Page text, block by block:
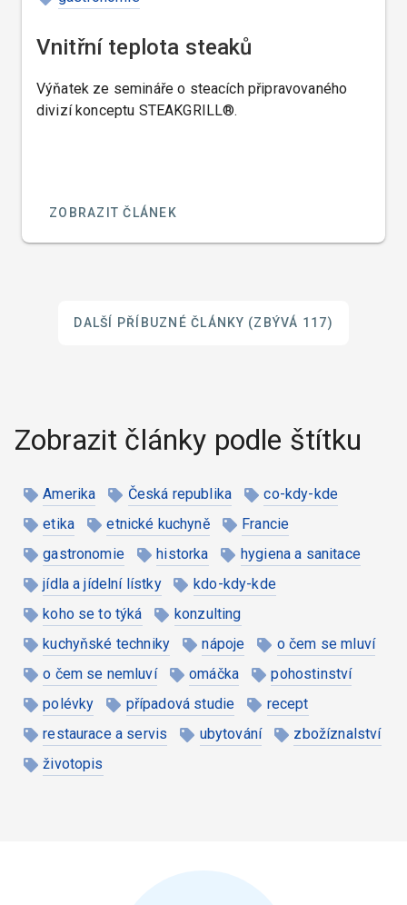
Vnitřní teplota steaků
Výňatek ze semináře o steacích připravovaného
divizí konceptu STEAKGRILL®.
ZOBRAZIT ČLÁNEK
DALŠÍ PŘÍBUZNÉ ČLÁNKY (ZBÝVÁ 117)
Zobrazit články podle štítku
Amerika Česká republika
co-kdy-kde
etika
etnické kuchyně
Francie
gastronomie
historka
hygiena a sanitace
jídla a jídelní lístky
kdo-kdy-kde
koho se to týká
konzulting
kuchyňské techniky
nápoje
o čem se mluví
o čem se nemluví
omáčka
pohostinství
polévky
případová studie
recept
restaurace a servis
ubytování
zbožíznalství
životopis